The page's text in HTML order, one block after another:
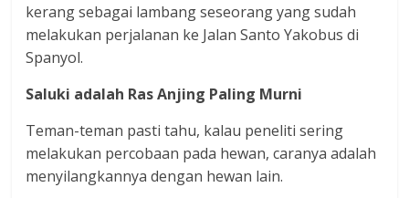
kerang sebagai lambang seseorang yang sudah
melakukan perjalanan ke Jalan Santo Yakobus di
Spanyol.
Saluki adalah Ras Anjing Paling Murni
Teman-teman pasti tahu, kalau peneliti sering
melakukan percobaan pada hewan, caranya adalah
menyilangkannya dengan hewan lain.